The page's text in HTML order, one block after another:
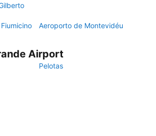
Aeroporto de Montevidéu
Airport
Pelotas